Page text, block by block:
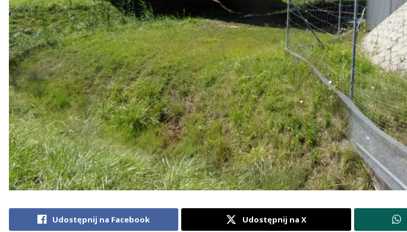
Udostępnij na Facebook Udostępnij na X